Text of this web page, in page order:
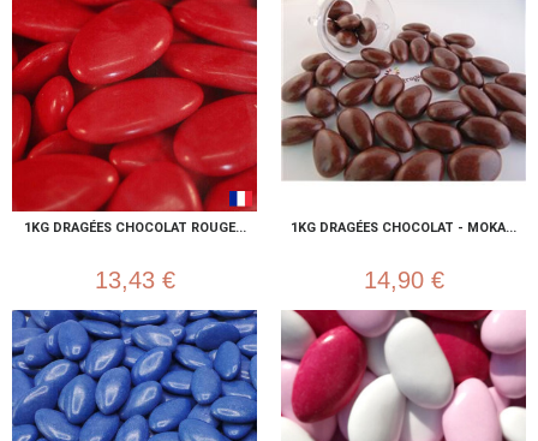
1KG DRAGÉES CHOCOLAT ROUGE...
13,43 €
1KG DRAGÉES CHOCOLAT - MOKA...
14,90 €